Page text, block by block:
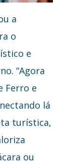
a
o
e
“Agora
Ferro e
lá
turística,
ou